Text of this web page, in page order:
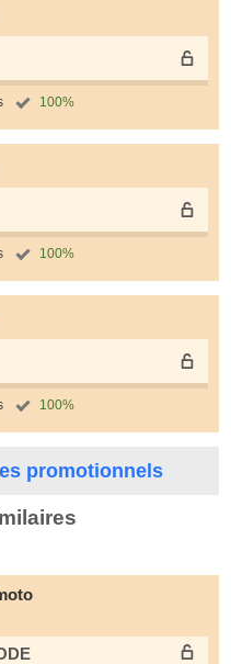
100%
100%
100%
promotionnels